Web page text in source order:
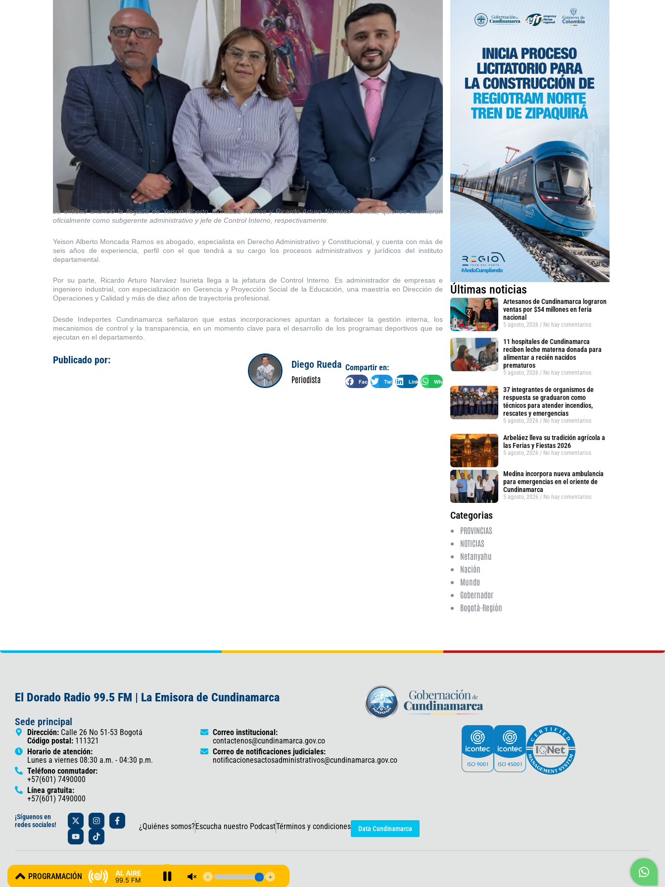
La entidad anunció la llegada de Yeison Alberto Moncada Ramos y Ricardo Arturo Narváez Isurieta, quienes asumieron
oficialmente como subgerente administrativo y jefe de Control Interno, respectivamente.
Yeison Alberto Moncada Ramos es abogado, especialista en Derecho Administrativo y Constitucional, y cuenta con más de
seis años de experiencia, perfil con el que tendrá a su cargo los procesos administrativos y jurídicos del instituto
departamental.
Por su parte, Ricardo Arturo Narváez Isurieta llega a la jefatura de Control Interno. Es administrador de empresas e
ingeniero industrial, con especialización en Gerencia y Proyección Social de la Educación, una maestría en Dirección de
Operaciones y Calidad y más de diez años de trayectoria profesional.
Desde Indeportes Cundinamarca señalaron que estas incorporaciones apuntan a fortalecer la gestión interna, los
mecanismos de control y la transparencia, en un momento clave para el desarrollo de los programas deportivos que se
ejecutan en el departamento.
Publicado por: Diego Rueda
Periodista
Compartir en:
Facebook Twitter LinkedIn WhatsApp
Últimas noticias
Artesanos de Cundinamarca lograron
ventas por $54 millones en feria
nacional
5 agosto, 2026 No hay comentarios
11 hospitales de Cundinamarca
reciben leche materna donada para
alimentar a recién nacidos
prematuros
5 agosto, 2026 No hay comentarios
37 integrantes de organismos de
respuesta se graduaron como
técnicos para atender incendios,
rescates y emergencias
5 agosto, 2026 No hay comentarios
Arbeláez lleva su tradición agrícola a
las Ferias y Fiestas 2026
5 agosto, 2026 No hay comentarios
Medina incorpora nueva ambulancia
para emergencias en el oriente de
Cundinamarca
5 agosto, 2026 No hay comentarios
Categorias
PROVINCIAS
NOTICIAS
Netanyahu
Nación
Mundo
Gobernador
Bogotá-Región
El Dorado Radio 99.5 FM | La Emisora de Cundinamarca
Sede principal
Dirección: Calle 26 No 51-53 Bogotá
Código postal: 111321
Horario de atención:
Lunes a viernes 08:30 a.m. - 04:30 p.m.
Teléfono conmutador:
+57(601) 7490000
Línea gratuita:
+57(601) 7490000
Correo institucional:
contactenos@cundinamarca.gov.co
Correo de notificaciones judiciales:
notificacionesactosadministrativos@cundinamarca.gov.co
AL AIRE
99.5 FM
¡Síguenos en
redes sociales!
X
-
t
w
i
t
e
r
I
n
s
t
a
r
a
m
F
a
c
o
k
-
Y
o
u
t
u
e
T
i
k
t
o
¿Quiénes somos?Escucha nuestro PodcastTérminos y condiciones Data Cundinamarca
© 2025 Gobernación de Cundinamarca – Oficina de Prensa y Comunicaciones
PROGRAMACIÓN